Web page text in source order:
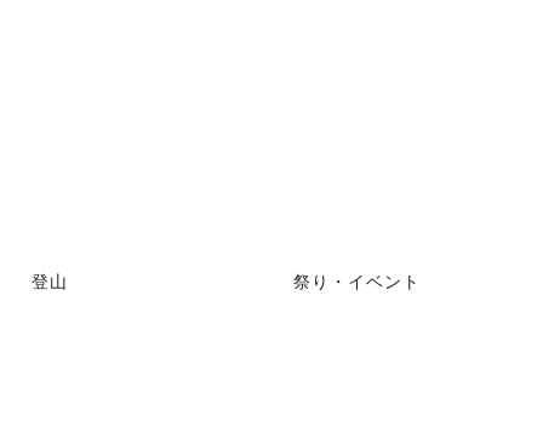
登山 祭り・イベント